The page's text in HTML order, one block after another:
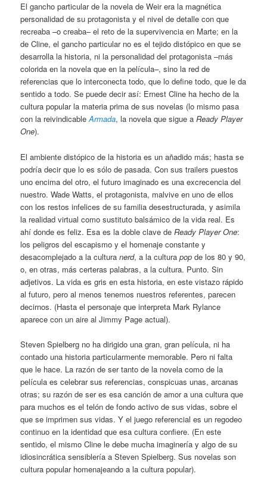
El gancho particular de la novela de Weir era la magnética
personalidad de su protagonista y el nivel de detalle con que
recreaba –o creaba– el reto de la supervivencia en Marte; en la
de Cline, el gancho particular no es el tejido distópico en que se
desarrolla la historia, ni la personalidad del protagonista –más
colorida en la novela que en la película–, sino la red de
referencias que lo interconecta todo, que lo define todo, que le da
sentido a todo. Se puede decir así: Ernest Cline ha hecho de la
cultura popular la materia prima de sus novelas (lo mismo pasa
con la reivindicableArmada, la novela que sigue aReady Player
One).
El ambiente distópico de la historia es un añadido más; hasta se
podría decir que lo es sólo de pasada. Con sus trailers puestos
uno encima del otro, el futuro imaginado es una excrecencia del
nuestro. Wade Watts, el protagonista, malvive en uno de ellos
con los restos infelices de su familia desestructurada, y asimila
la realidad virtual como sustituto balsámico de la vida real. Es
ahí donde es feliz. Esa es la doble clave deReady Player One:
los peligros del escapismo y el homenaje constante y
desacomplejado a la culturanerd, a la culturapop de los 80 y 90,
o, en otras, más certeras palabras, a la cultura. Punto. Sin
adjetivos. La vida es gris en esta historia, en este vistazo rápido
al futuro, pero al menos tenemos nuestros referentes, parecen
decirnos. (Hasta el personaje que interpreta Mark Rylance
aparece con un aire al Jimmy Page actual).
Steven Spielberg no ha dirigido una gran, gran película, ni ha
contado una historia particularmente memorable. Pero ni falta
que le hace. La razón de ser tanto de la novela como de la
película es celebrar sus referencias, conspicuas unas, arcanas
otras; su razón de ser es esa canción de amor a una cultura que
para muchos es el telón de fondo activo de sus vidas, sobre el
que se imprimen sus vidas. Y el juego referencial es un regodeo
continuo en la identidad que esa cultura confiere. (En este
sentido, el mismo Cline le debe mucha imaginería y algo de su
idiosincrática sensiblería a Steven Spielberg. Sus novelas son
cultura popular homenajeando a la cultura popular).